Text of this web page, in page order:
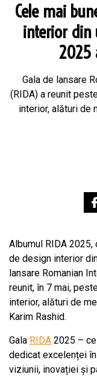
Cele mai
interior din
2025
Gala de lansare
(RIDA) a reunit
interior, alături de
Albumul RIDA
de design interior
lansare Romanian
reunit, în 7 mai,
interior, alături de
Karim Rashid.
Gala RIDA 2025 –
dedicat excelenței
viziunii, inovației și